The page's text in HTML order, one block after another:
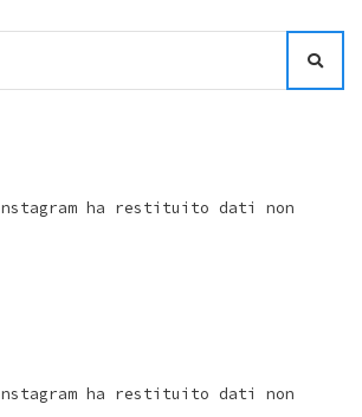
ha restituito dati non
ha restituito dati non